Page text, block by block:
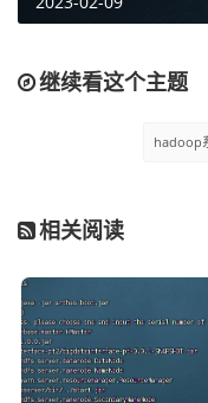
报错。
./hdfs dfsadmin -
备注：
1、数量限额只是仅
的，也就是上传20个
以。
继续看这个主题
hadoop
相关阅读